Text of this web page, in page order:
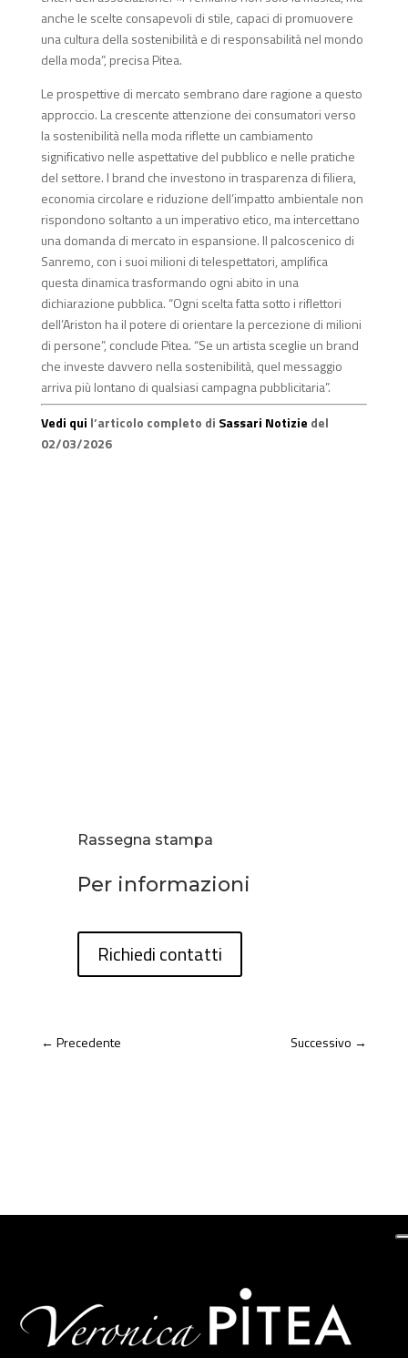
anche le scelte consapevoli di stile, capaci di promuovere
una cultura della sostenibilità e di responsabilità nel mondo
della moda”, precisa Pitea.
Le prospettive di mercato sembrano dare ragione a questo
approccio. La crescente attenzione dei consumatori verso
la sostenibilità nella moda riflette un cambiamento
significativo nelle aspettative del pubblico e nelle pratiche
del settore. I brand che investono in trasparenza di filiera,
economia circolare e riduzione dell’impatto ambientale non
rispondono soltanto a un imperativo etico, ma intercettano
una domanda di mercato in espansione. Il palcoscenico di
Sanremo, con i suoi milioni di telespettatori, amplifica
questa dinamica trasformando ogni abito in una
dichiarazione pubblica. “Ogni scelta fatta sotto i riflettori
dell’Ariston ha il potere di orientare la percezione di milioni
di persone”, conclude Pitea. “Se un artista sceglie un brand
che investe davvero nella sostenibilità, quel messaggio
arriva più lontano di qualsiasi campagna pubblicitaria”.
Vedi qui l’articolo completo di Sassari Notizie del
02/03/2026
Rassegna stampa
Per informazioni
Richiedi contatti
← Precedente Successivo →